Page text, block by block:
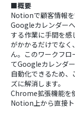
■概要
Notionで顧客情報
Googleカレンダー
する作業に手間を
がかかるだけでな
ん。このワークフ
てGoogleカレンダ
自動化できるため
ズに解消します。
Chrome拡張機能を
Notion上から直接ト